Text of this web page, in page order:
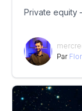
Private equity
Par